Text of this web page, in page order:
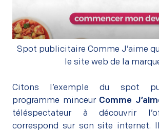
Spot publicitaire Comme J’aime
le site web de la
Citons l’exemple du spot
programme minceur Comme
téléspectateur à découvrir
correspond sur son site internet.